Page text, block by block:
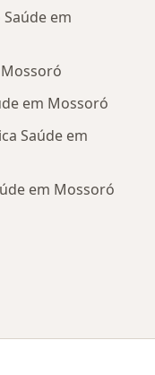
em
em Mossoró
Saúde em
em Mossoró